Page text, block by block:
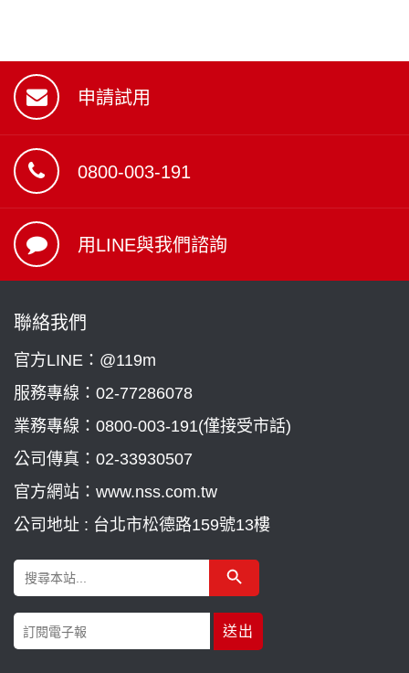
申請試用
0800-003-191
用LINE與我們諮詢
聯絡我們
官方LINE：@119m
服務專線： 02-77286078
業務專線： 0800-003-191(僅接受市話)
公司傳真：02-33930507
官方網站：www.nss.com.tw
公司地址 : 台北市松德路159號13樓
Search
for:
Search Button